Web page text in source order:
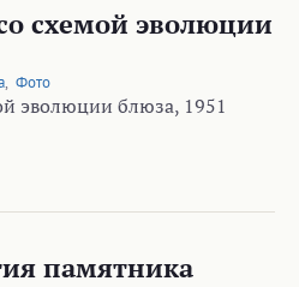
схемой эволюции
, Фото
эволюции блюза, 1951
памятника